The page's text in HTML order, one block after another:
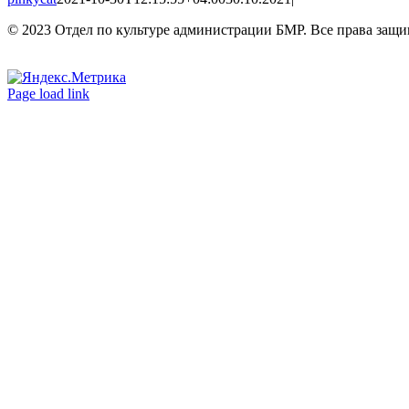
© 2023 Отдел по культуре администрации БМР. Все права
Вконтакте
Одноклассники
Page load link